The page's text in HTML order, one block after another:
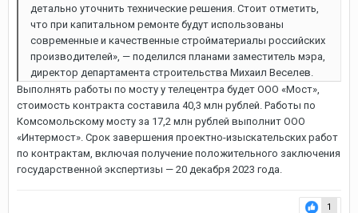
детально уточнить технические решения. Стоит отметить,
что при капитальном ремонте будут использованы
современные и качественные стройматериалы российских
производителей», — поделился планами заместитель мэра,
директор департамента строительства Михаил Веселев.
Выполнять работы по мосту у телецентра будет ООО «Мост»,
стоимость контракта составила 40,3 млн рублей. Работы по
Комсомольскому мосту за 17,2 млн рублей выполнит ООО
«Интермост». Срок завершения проектно-изыскательских работ
по контрактам, включая получение положительного заключения
государственной экспертизы — 20 декабря 2023 года.
1